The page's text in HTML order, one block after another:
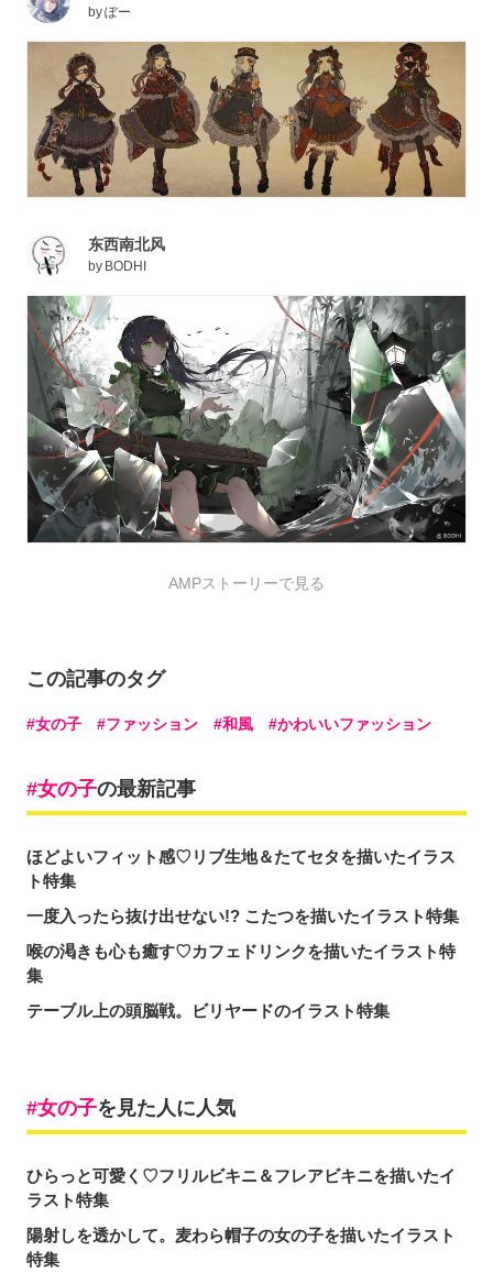
byぽー
东西南北风
by BODHI
AMPストーリーで見る
この記事のタグ
女の子 ファッション 和風 かわいいファッション
女の子の最新記事
ほどよいフィット感♡リブ生地＆たてセタを描いたイラス
ト特集
一度入ったら抜け出せない!? こたつを描いたイラスト特集
喉の渇きも心も癒す♡カフェドリンクを描いたイラスト特
集
テーブル上の頭脳戦。ビリヤードのイラスト特集
女の子を見た人に人気
ひらっと可愛く♡フリルビキニ＆フレアビキニを描いたイ
ラスト特集
陽射しを透かして。麦わら帽子の女の子を描いたイラスト
特集